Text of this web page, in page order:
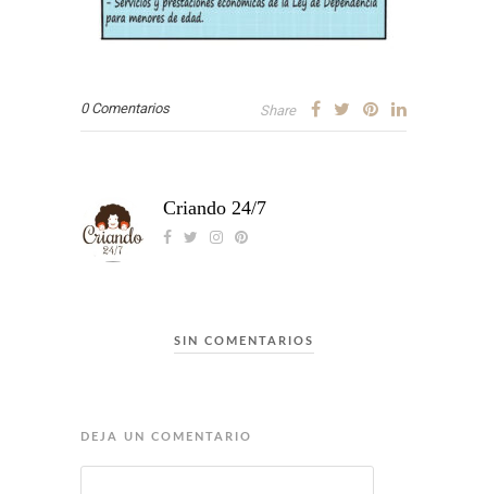
0 Comentarios Share
Criando 24/7
SIN COMENTARIOS
DEJA UN COMENTARIO